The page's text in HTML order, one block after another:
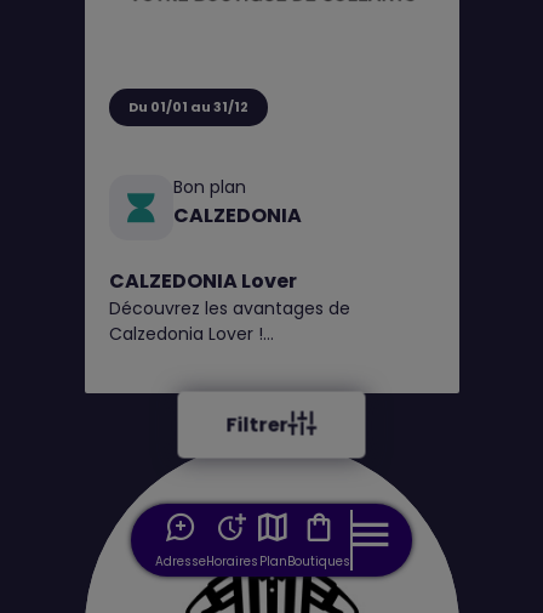
AdresseHoraires PlanBoutiques
Filtrer
Du 01/01 au 31/12
Bon plan
CALZEDONIA
CALZEDONIA Lover
Découvrez les avantages de
Calzedonia Lover !